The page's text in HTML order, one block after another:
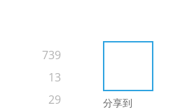
739
13
29
分享到